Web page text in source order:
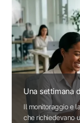
Una settimana
Il monitoraggio e
che richiedevano